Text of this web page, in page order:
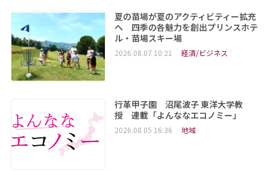
夏の苗場が夏のアクティビティー拡充
へ 四季の各魅力を創出プリンスホテ
ル・苗場スキー場
2026.08.07 10:21 経済/ビジネス
行革甲子園 沼尾波子 東洋大学教
授 連載「よんななエコノミー」
2026.08.05 16:36 地域